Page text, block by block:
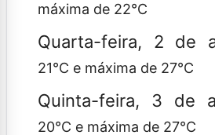
máxima de 22°C
Quarta-feira, 2 de
21°C e máxima de 27°C
Quinta-feira, 3 de
20°C e máxima de 27°C